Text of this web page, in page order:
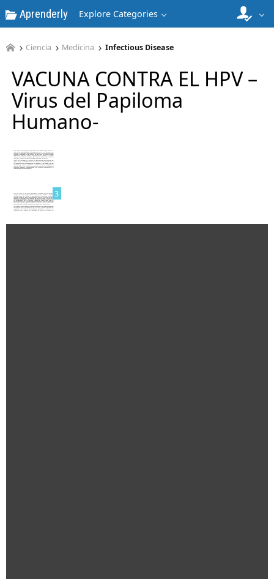
Aprenderly Explore Categories
Ciencia Medicina Infectious Disease
VACUNA CONTRA EL HPV –
Virus del Papiloma
Humano-
3